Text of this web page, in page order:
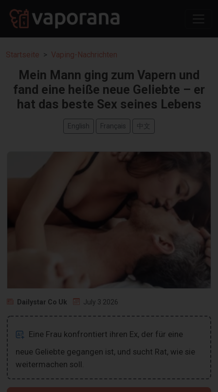
Startseite Vaping-Nachrichten
Mein Mann ging zum Vapern und
fand eine heiße neue Geliebte – er
hat das beste Sex seines Lebens
English Français 中文
Dailystar Co Uk July 3 2026
Eine Frau konfrontiert ihren Ex, der für eine
neue Geliebte gegangen ist, und sucht Rat, wie sie
weitermachen soll.